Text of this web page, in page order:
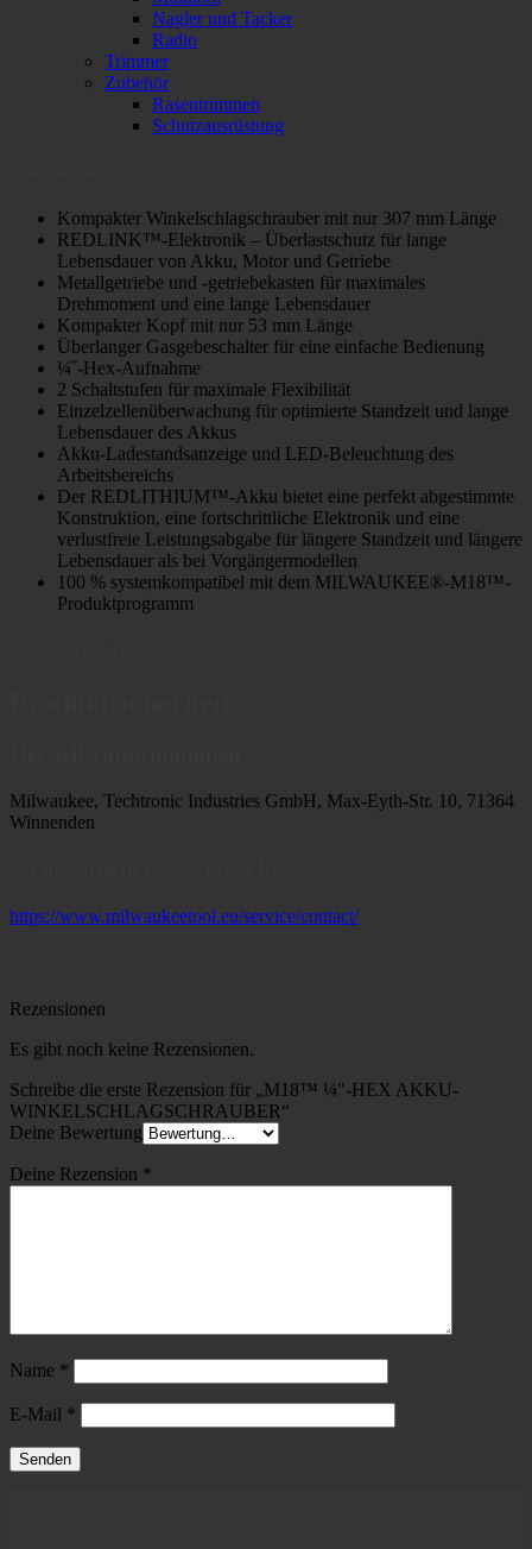
Nagler und Tacker
Radio
Trimmer
Zubehör
Rasentrimmen
Schutzausrüstung
Kompakter Winkelschlagschrauber mit nur 307 mm Länge
REDLINK™-Elektronik – Überlastschutz für lange
Lebensdauer von Akku, Motor und Getriebe
Metallgetriebe und -getriebekasten für maximales
Drehmoment und eine lange Lebensdauer
Kompakter Kopf mit nur 53 mm Länge
Überlanger Gasgebeschalter für eine einfache Bedienung
¼˝-Hex-Aufnahme
2 Schaltstufen für maximale Flexibilität
Einzelzellenüberwachung für optimierte Standzeit und lange
Lebensdauer des Akkus
Akku-Ladestandsanzeige und LED-Beleuchtung des
Arbeitsbereichs
Der REDLITHIUM™-Akku bietet eine perfekt abgestimmte
Konstruktion, eine fortschrittliche Elektronik und eine
verlustfreie Leistungsabgabe für längere Standzeit und längere
Lebensdauer als bei Vorgängermodellen
100 % systemkompatibel mit dem MILWAUKEE®-M18™-
Produktprogramm
Milwaukee, Techtronic Industries GmbH, Max-Eyth-Str. 10, 71364
Winnenden
https://www.milwaukeetool.eu/service/contact/
Rezensionen
Es gibt noch keine Rezensionen.
Schreibe die erste Rezension für „M18™ ¼″-HEX AKKU-
WINKELSCHLAGSCHRAUBER“
Deine Bewertung
Deine Rezension *
Name *
E-Mail *